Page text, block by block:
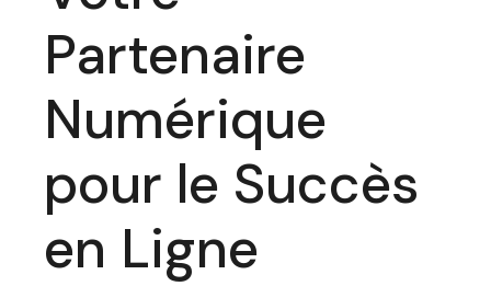
Partenaire
Numérique
pour le Succès
en Ligne